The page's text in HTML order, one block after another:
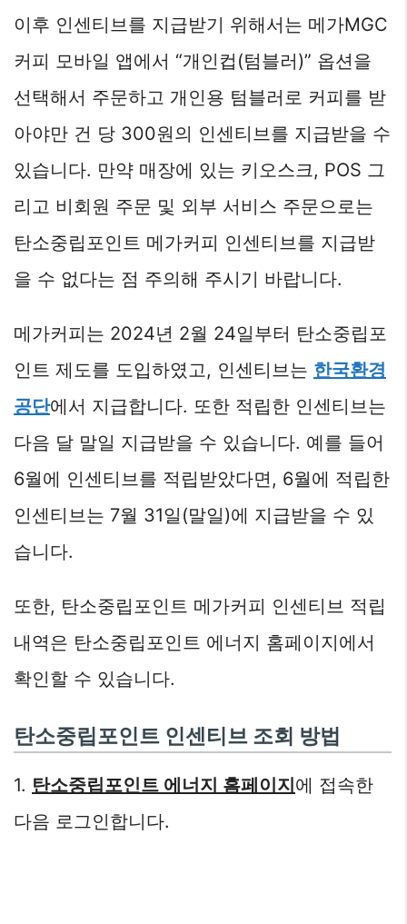
이후 인센티브를 지급받기 위해서는 메가MGC
커피 모바일 앱에서 “개인컵(텀블러)” 옵션을
선택해서 주문하고 개인용 텀블러로 커피를 받
아야만 건 당 300원의 인센티브를 지급받을 수
있습니다. 만약 매장에 있는 키오스크, POS 그
리고 비회원 주문 및 외부 서비스 주문으로는
탄소중립포인트 메가커피 인센티브를 지급받
을 수 없다는 점 주의해 주시기 바랍니다.
메가커피는 2024년 2월 24일부터 탄소중립포
인트 제도를 도입하였고, 인센티브는 한국환경
공단에서 지급합니다. 또한 적립한 인센티브는
다음 달 말일 지급받을 수 있습니다. 예를 들어
6월에 인센티브를 적립받았다면, 6월에 적립한
인센티브는 7월 31일(말일)에 지급받을 수 있
습니다.
또한, 탄소중립포인트 메가커피 인센티브 적립
내역은 탄소중립포인트 에너지 홈페이지에서
확인할 수 있습니다.
탄소중립포인트 인센티브 조회 방법
1. 탄소중립포인트 에너지 홈페이지에 접속한
다음 로그인합니다.